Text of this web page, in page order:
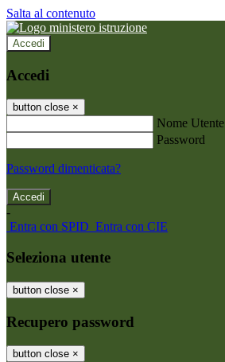
Salta al contenuto
Accedi
Accedi
button close ×
Nome Utente
Password
Password dimenticata?
-
Entra con SPID Entra con CIE
Seleziona utente
button close ×
Recupero password
button close ×